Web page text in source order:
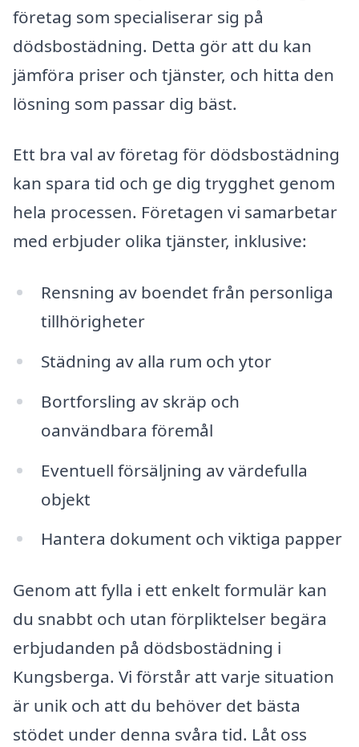
företag som specialiserar sig på
dödsbostädning. Detta gör att du kan
jämföra priser och tjänster, och hitta den
lösning som passar dig bäst.
Ett bra val av företag för dödsbostädning
kan spara tid och ge dig trygghet genom
hela processen. Företagen vi samarbetar
med erbjuder olika tjänster, inklusive:
Rensning av boendet från personliga
tillhörigheter
Städning av alla rum och ytor
Bortforsling av skräp och
oanvändbara föremål
Eventuell försäljning av värdefulla
objekt
Hantera dokument och viktiga papper
Genom att fylla i ett enkelt formulär kan
du snabbt och utan förpliktelser begära
erbjudanden på dödsbostädning i
Kungsberga. Vi förstår att varje situation
är unik och att du behöver det bästa
stödet under denna svåra tid. Låt oss